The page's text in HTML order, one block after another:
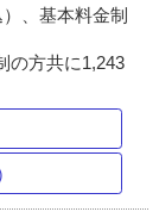
、基本料金制
の方共に1,243